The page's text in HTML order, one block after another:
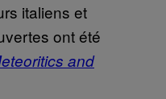
italiens et
ont été
and